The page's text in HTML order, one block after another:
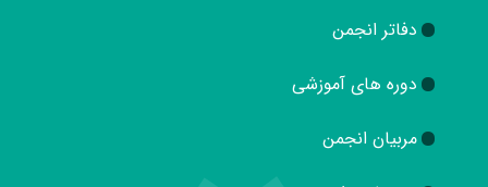
دفاتر انجمن
دوره های آموزشی
مربیان انجمن